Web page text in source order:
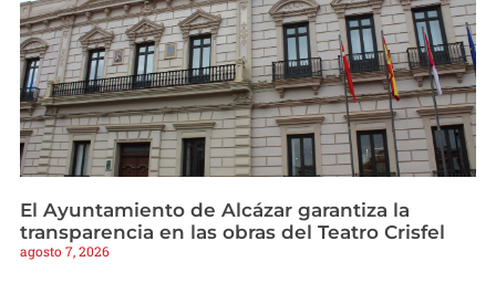
El Ayuntamiento de Alcázar garantiza la
transparencia en las obras del Teatro Crisfel
agosto 7, 2026